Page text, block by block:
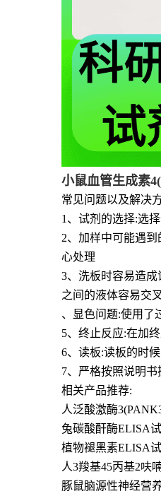
小鼠血管生成素
常见问题以及解决
1、试剂的选择:选
2、加样中可能遇
心处理
3、洗板时容易造
之间的液体容易交
、显色问题:使用了
5、终止反应:在加
6、读板:读板的时
7、严格按照说明书
相关产品推荐:
人泛酸激酶
兔碳酸酐酶ELISA
植物褪黑素ELISA
人3羧基45丙基2呋
豚鼠脑源性神经营